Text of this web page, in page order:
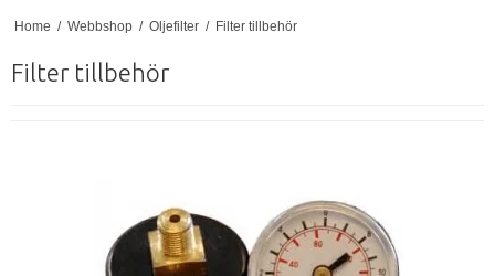
Home / Webbshop / Oljefilter / Filter tillbehör
Filter tillbehör